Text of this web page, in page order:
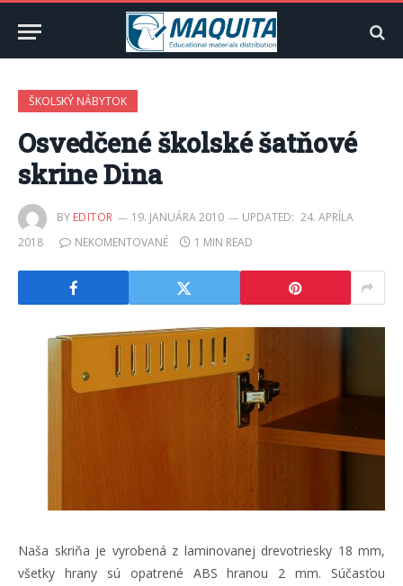
ŠKOLSKÝ NÁBYTOK
Osvedčené školské šatňové
skrine Dina
BY EDITOR 19. JANUÁRA 2010 UPDATED: 24. APRÍLA
2018
NEKOMENTOVANÉ 1 MIN READ
Naša skriňa je vyrobená z laminovanej drevotriesky 18 mm,
všetky hrany sú opatrené ABS hranou 2 mm. Súčasťou